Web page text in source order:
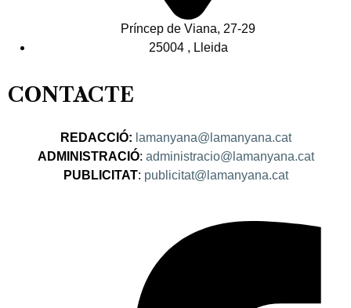
Príncep de Viana, 27-29
25004 , Lleida
CONTACTE
REDACCIÓ: lamanyana@lamanyana.cat
ADMINISTRACIÓ: administracio@lamanyana.cat
PUBLICITAT: publicitat@lamanyana.cat